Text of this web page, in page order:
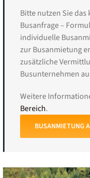
Bitte nutzen Sie
Busanfrage –
individuelle
zur Busanmietung
zusätzliche
Busunternehmen
Weitere
Bereich.
BUSANMIETUNG